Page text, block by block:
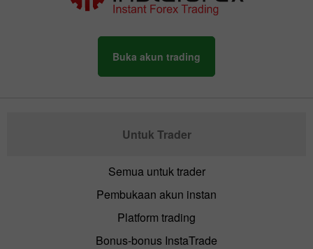
Buka akun trading
Untuk Trader
Semua untuk trader
Pembukaan akun instan
Platform trading
Bonus-bonus InstaTrade